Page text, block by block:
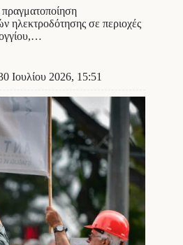
ηλεκτροδότησης σε περιοχές
Ιουλίου 2026, 15:51